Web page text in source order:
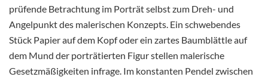
prüfende Betrachtung im Porträt selbst zum Dreh- und
Angelpunkt des malerischen Konzepts. Ein schwebendes
Stück Papier auf dem Kopf oder ein zartes Baumblättle auf
dem Mund der porträtierten Figur stellen malerische
Gesetzmäßigkeiten infrage. Im konstanten Pendel zwischen